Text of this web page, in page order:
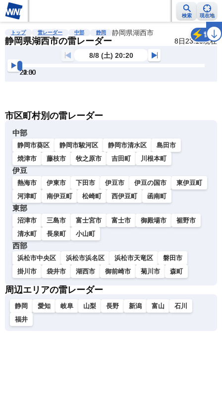
検索 現在地
雨雲レーダー 台風情報 地震情報 警報・注意報 2週間天気 ラ
トップ 雷レーダー 中部 静岡 静岡県湖西市
静岡県湖西市の雷レーダー 8日23:10現在
雷
8/8 (土) 20:20
20:30
21:00
21:30
22:00
22:30
23:00
市区町村別の雷レーダー
中部
静岡市葵区 静岡市駿河区 静岡市清水区
島田市
焼津市
藤枝市 牧之原市 吉田町 川根本町
伊豆
熱海市 伊東市 下田市 伊豆市 伊豆の国市
東伊豆町
河津町
南伊豆町 松崎町 西伊豆町 函南町
東部
沼津市 三島市 富士宮市 富士市 御殿場市
裾野市
清水町
長泉町 小山町
西部
浜松市中央区 浜松市浜名区 浜松市天竜区
磐田市
掛川市
袋井市 湖西市 御前崎市 菊川市 森町
周辺エリアの雷レーダー
静岡 愛知 岐阜 山梨 長野 新潟 富山
石川
福井